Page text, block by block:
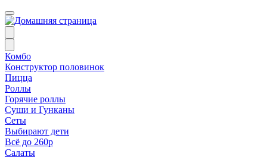
Комбо
Конструктор половинок
Пицца
Роллы
Горячие роллы
Суши и Гунканы
Сеты
Выбирают дети
Всё до 260р
Салаты